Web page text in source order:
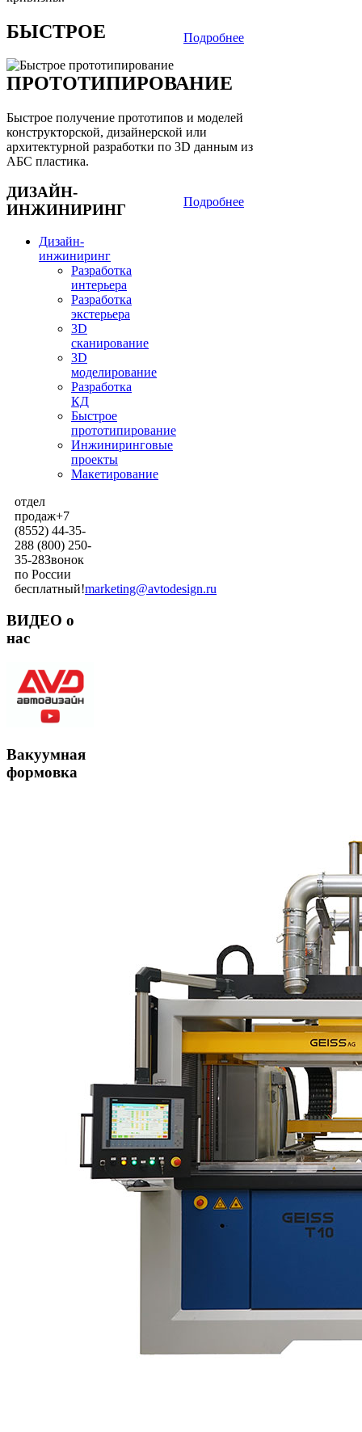
Подробнее
БЫСТРОЕ
ПРОТОТИПИРОВАНИЕ
Быстрое получение прототипов и моделей
конструкторской, дизайнерской или
архитектурной разработки по 3D данным из
АБС пластика.
Подробнее
ДИЗАЙН-
ИНЖИНИРИНГ
Дизайн-
инжиниринг
Разработка
интерьера
Разработка
экстерьера
3D
сканирование
3D
моделирование
Разработка
КД
Быстрое
прототипирование
Инжиниринговые
проекты
Макетирование
отдел
продаж+7
(8552) 44-35-
288 (800) 250-
35-28Звонок
по России
бесплатный!marketing@avtodesign.ru
ВИДЕО о
нас
Вакуумная
формовка